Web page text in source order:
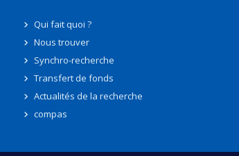
Qui fait quoi ?
Nous trouver
Synchro-recherche
Transfert de fonds
Actualités de la recherche
compas